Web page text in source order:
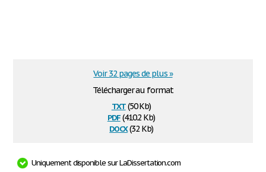
Télécharger au format
txt(50 Kb)
pdf(410.2 Kb)
docx(32 Kb)
Voir 32 pages de plus »
Uniquement disponible sur LaDissertation.com